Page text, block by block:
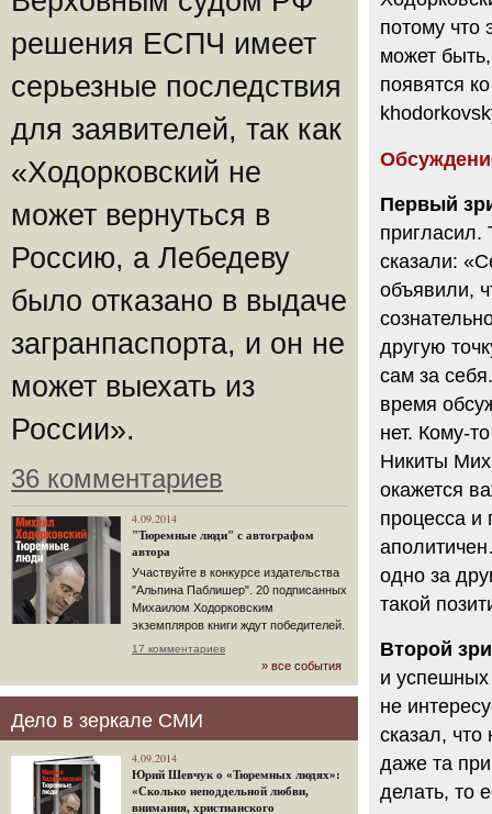
решения ЕСПЧ имеет
серьезные последствия
для заявителей, так как
«Ходорковский не
может вернуться в
Россию, а Лебедеву
было отказано в выдаче
загранпаспорта, и он не
может выехать из
России».
36 комментариев
4.09.2014
"Тюремные люди" с автографом
автора
Участвуйте в конкурсе издательства
"Альпина Паблишер". 20 подписанных
Михаилом Ходорковским
экземпляров книги ждут победителей.
17 комментариев
» все события
Дело в зеркале СМИ
4.09.2014
Юрий Шевчук о «Тюремных людях»:
«Сколько неподдельной любви,
внимания, христианского
потому что
может
появятся
Первый
пригласил.
сказали:
объявили,
другую
сам за
время
нет. Кому-
Никиты
окажется
процесса и
одно за
такой
Второй
и успешных
не
сказал,
даже та
делать, то